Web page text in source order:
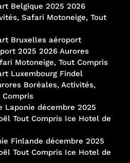
Belgique 2025 2026
Safari Motoneige, Tout
Bruxelles aéroport
2025 2026 Aurores
Motoneige, Tout Compris
Luxembourg Findel
Boréales, Activités,
Compris
Laponie décembre 2025
Tout Compris Ice Hotel de
Finlande décembre 2025
Tout Compris Ice Hotel de